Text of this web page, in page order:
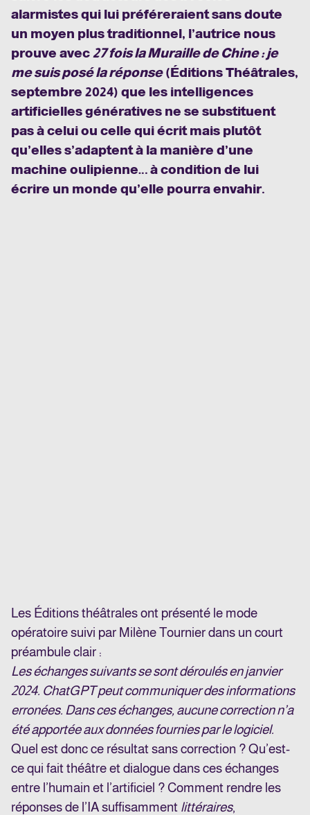
alarmistes qui lui préféreraient sans doute
un moyen plus traditionnel, l’autrice nous
prouve avec 27 fois la Muraille de Chine : je
me suis posé la réponse(Éditions Théâtrales,
septembre 2024) que les intelligences
artificielles génératives ne se substituent
pas à celui ou celle qui écrit mais plutôt
qu’elles s’adaptent à la manière d’une
machine oulipienne… à condition de lui
écrire un monde qu’elle pourra envahir.
Les Éditions théâtrales ont présenté le mode
opératoire suivi par Milène Tournier dans un court
préambule clair :
Les échanges suivants se sont déroulés en janvier
2024. ChatGPT peut communiquer des informations
erronées. Dans ces échanges, aucune correction n’a
été apportée aux données fournies par le logiciel.
Quel est donc ce résultat sans correction ? Qu’est-
ce qui fait théâtre et dialogue dans ces échanges
entre l’humain et l’artificiel ? Comment rendre les
réponses de l’IA suffisamment littéraires,